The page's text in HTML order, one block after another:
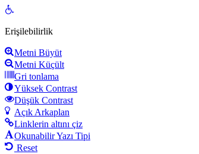
Open
Erişilebilirlik
Metni Büyüt
Metni Küçült
Gri tonlama
Yüksek Contrast
Düşük Contrast
Açık Arkaplan
Linklerin altını çiz
Okunabilir Yazı Tipi
Reset